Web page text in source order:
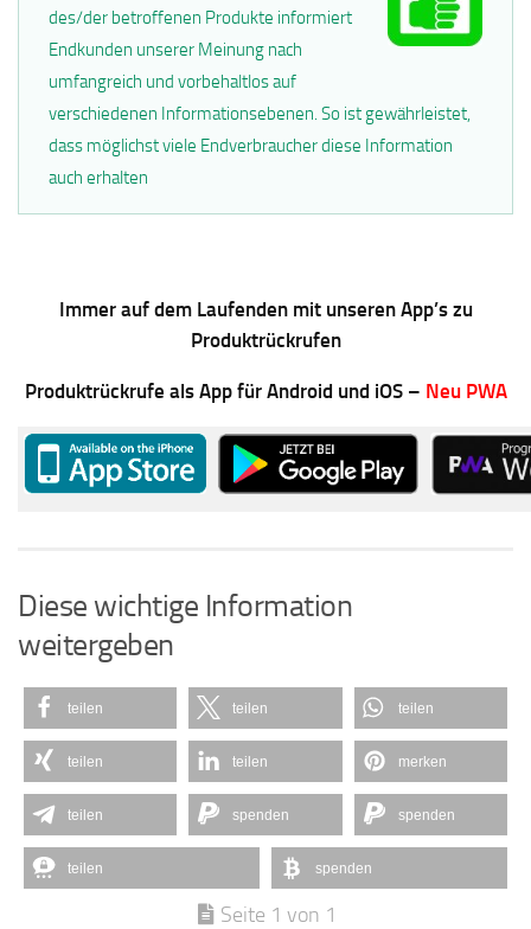
des/der betroffenen Produkte informiert
Endkunden unserer Meinung nach
umfangreich und vorbehaltlos auf
verschiedenen Informationsebenen. So ist gewährleistet,
dass möglichst viele Endverbraucher diese Information
auch erhalten
Immer auf dem Laufenden mit unseren App’s zu
Produktrückrufen
Produktrückrufe als App für Android und iOS – Neu PWA
Diese wichtige Information
weitergeben
teilen teilen teilen
teilen teilen merken
teilen spenden spenden
teilen spenden
Seite 1 von 1